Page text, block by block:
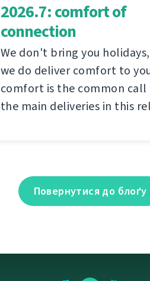
2026.7: comfort of
connection
We don't bring you
we do deliver comfort to
comfort is the common
the main deliveries in this
Повернутися до блоґу